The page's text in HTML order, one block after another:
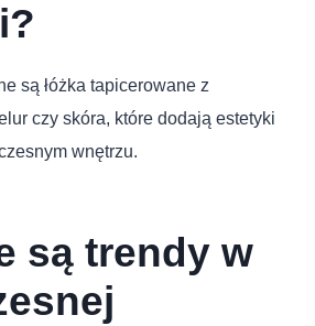
są łóżka tapicerowane z
czy skóra, które dodają estetyki
wnętrzu.
są trendy w